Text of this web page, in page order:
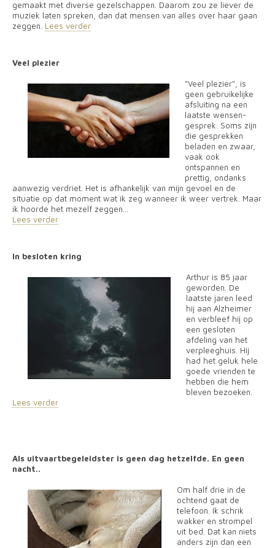
gemaakt met diverse gezelschappen. Daarom zou ze liever de
muziek laten spreken, dan dat mensen van alles over haar gaan
zeggen. Lees verder
Veel plezier
"Veel plezier", is
geen gebruikelijke
afsluiting na een
laatste wensen-
gesprek. Soms zijn
die gesprekken
beladen en zwaar,
vaak ook
ontspannen en
prettig, ondanks
aanwezig verdriet. Het is afhankelijk van mijn gevoel en de
situatie op dat moment wat ik zeg wanneer ik weer vertrek. Maar
ik hoorde het mezelf zeggen...
Lees verder
In besloten kring
Arthur is 85 jaar
geworden. De
laatste jaren leed
hij aan Alzheimer
en verbleef hij op
een gesloten
afdeling van het
verpleeghuis. Hij
had het geluk hele
goede vrienden te
hebben die hem
bleven bezoeken.
Lees verder
Als uitvaartbegeleidster is geen dag hetzelfde. En geen
nacht..
Om half drie in de
ochtend gaat de
telefoon. Ik schrik
wakker en strompel
uit bed. Dat kan niets
anders zijn dan een